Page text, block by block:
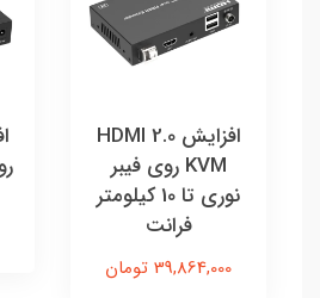
افزایش HDMI 2.0
KVM روی فیبر
نوری تا 10 کیلومتر
فرانت
39,864,000 تومان